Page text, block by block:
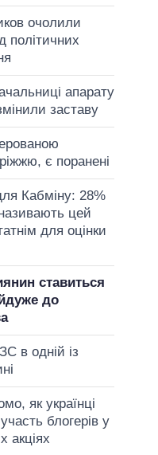
очолили
політичних
апарату
заставу
є поранені
Кабміну: 28%
цей
для оцінки
ставиться
до
в одній із
як українці
блогерів у
акціях